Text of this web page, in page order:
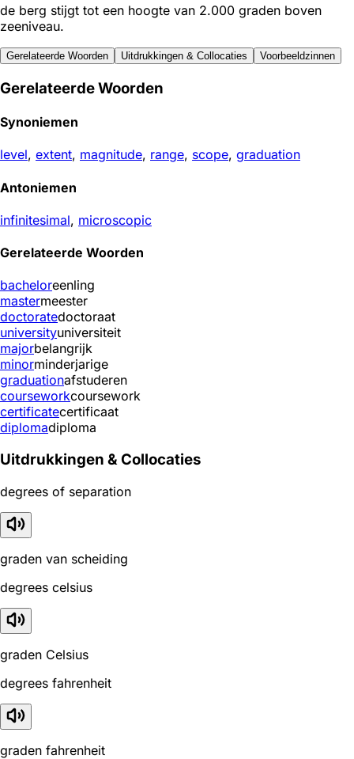
de berg stijgt tot een hoogte van 2.000 graden boven
zeeniveau.
Gerelateerde Woorden Uitdrukkingen & Collocaties Voorbeeldzinnen
Gerelateerde Woorden
Synoniemen
level, extent, magnitude, range, scope, graduation
Antoniemen
infinitesimal, microscopic
Gerelateerde Woorden
bacheloreenling
mastermeester
doctoratedoctoraat
universityuniversiteit
majorbelangrijk
minorminderjarige
graduationafstuderen
courseworkcoursework
certificatecertificaat
diplomadiploma
Uitdrukkingen & Collocaties
degrees of separation
graden van scheiding
degrees celsius
graden Celsius
degrees fahrenheit
graden fahrenheit